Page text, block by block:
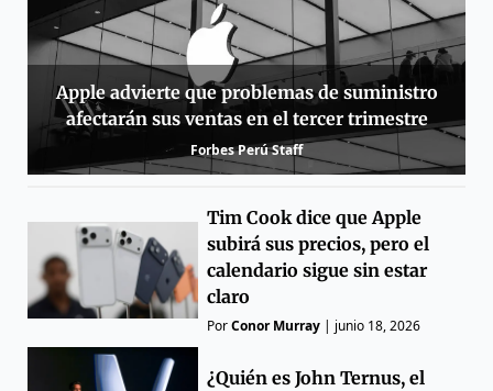
Apple advierte que problemas de suministro
afectarán sus ventas en el tercer trimestre
Forbes Perú Staff
Tim Cook dice que Apple
subirá sus precios, pero el
calendario sigue sin estar
claro
PorConor Murray | junio 18, 2026
¿Quién es John Ternus, el